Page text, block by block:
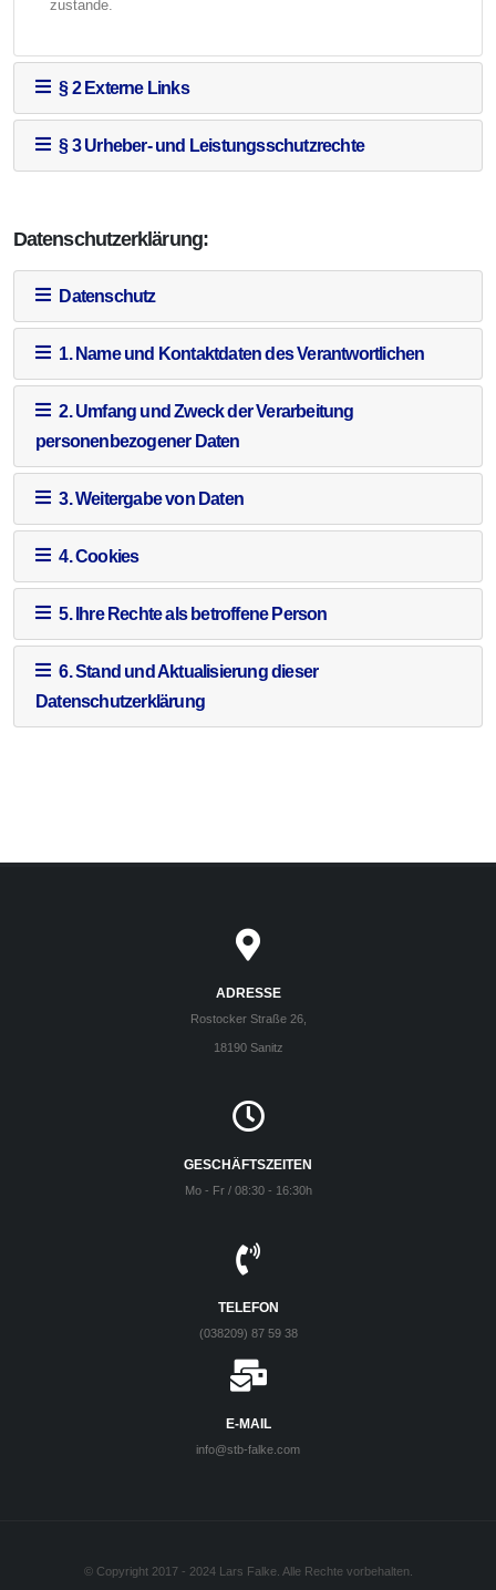
zustande.
§ 2 Externe Links
§ 3 Urheber- und Leistungsschutzrechte
Datenschutzerklärung:
Datenschutz
1. Name und Kontaktdaten des Verantwortlichen
2. Umfang und Zweck der Verarbeitung
personenbezogener Daten
3. Weitergabe von Daten
4. Cookies
5. Ihre Rechte als betroffene Person
6. Stand und Aktualisierung dieser
Datenschutzerklärung
ADRESSE
Rostocker Straße 26,
18190 Sanitz
GESCHÄFTSZEITEN
Mo - Fr / 08:30 - 16:30h
TELEFON
(038209) 87 59 38
E-MAIL
info@stb-falke.com
© Copyright 2017 - 2024 Lars Falke. Alle Rechte vorbehalten.